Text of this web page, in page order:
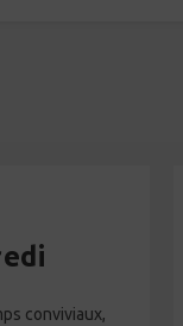
conviviaux,